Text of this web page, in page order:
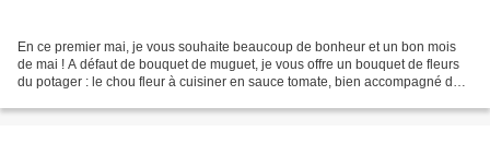
En ce premier mai, je vous souhaite beaucoup de bonheur et un bon mois
de mai ! A défaut de bouquet de muguet, je vous offre un bouquet de fleurs
du potager : le chou fleur à cuisiner en sauce tomate, bien accompagné de